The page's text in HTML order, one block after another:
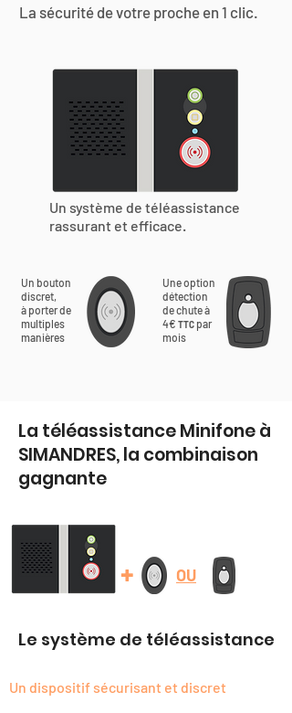
La sécurité de votre proche en 1 clic.
Un système de téléassistance
rassurant et efficace.
Un bouton
discret,
à porter de
multiples
manières
Une option
détection
de chute à
4€ TTC par
mois
La téléassistance Minifone à
SIMANDRES, la combinaison
gagnante
+ OU
Le système de téléassistance
Un dispositif sécurisant et discret